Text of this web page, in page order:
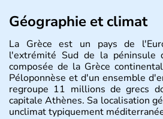
Géographie et climat
La Grèce est un pays de
l'extrémité Sud de la péninsule
composée de la Grèce
Péloponnèse et d'un ensemble
regroupe 11 millions de grecs
capitale Athènes. Sa localisation
unclimat typiquement